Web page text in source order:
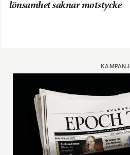
lönsamhet saknar motstycke
KAMPANJ